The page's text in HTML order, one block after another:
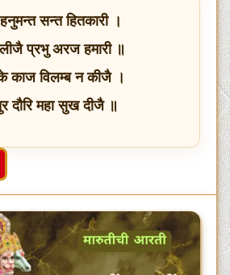
सन्त हितकारी ।
प्रभु अरज हमारी ॥
काज विलम्ब न कीजै ।
दौरि महा सुख दीजै ॥